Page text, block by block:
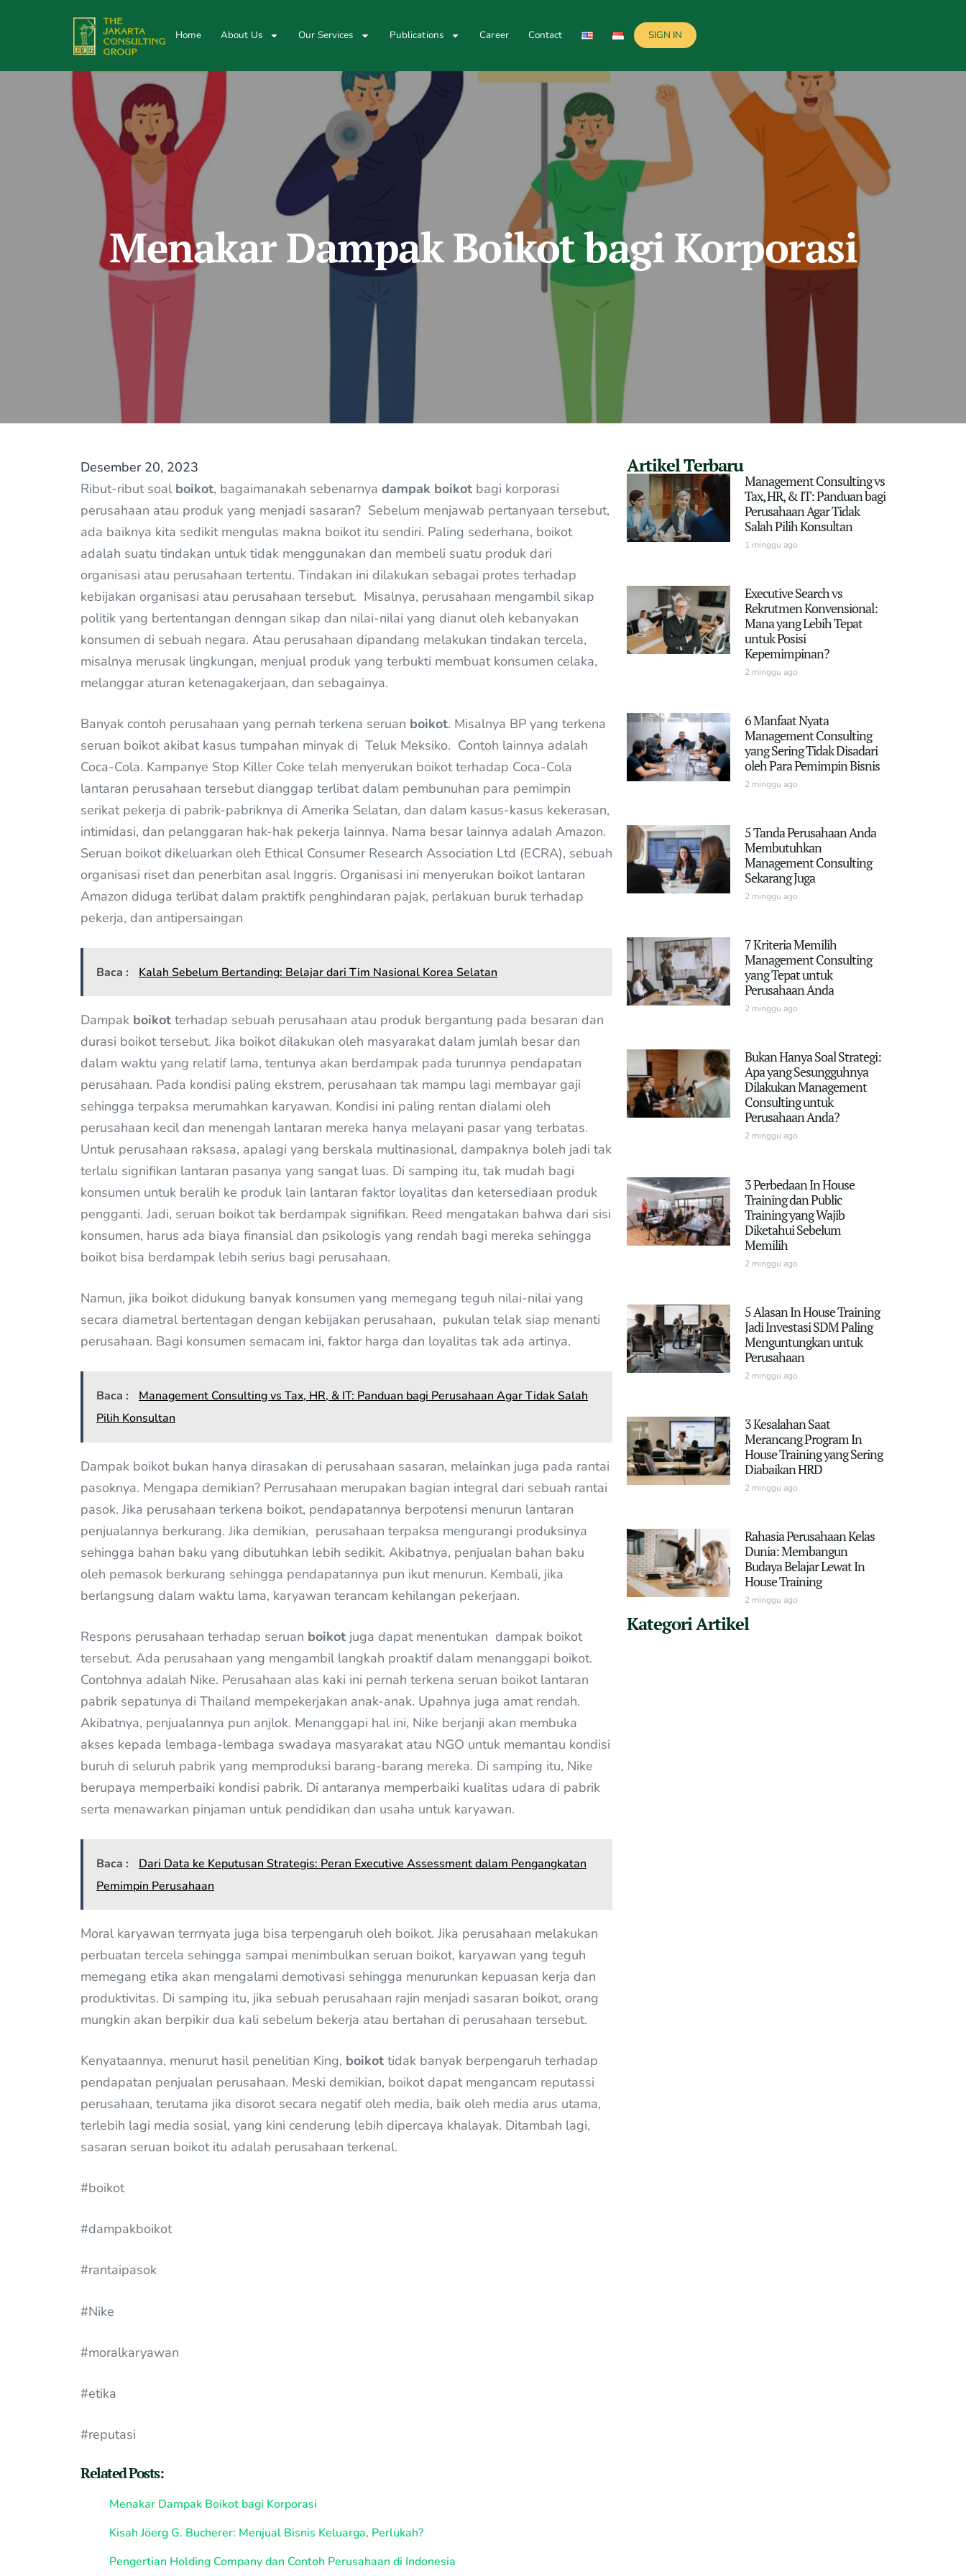
Home About Us Our Services Publications Career Contact SIGN IN
Menakar Dampak Boikot bagi Korporasi
Desember 20, 2023
Ribut-ribut soal boikot, bagaimanakah sebenarnya dampak boikot bagi korporasi
perusahaan atau produk yang menjadi sasaran? Sebelum menjawab pertanyaan tersebut,
ada baiknya kita sedikit mengulas makna boikot itu sendiri. Paling sederhana, boikot
adalah suatu tindakan untuk tidak menggunakan dan membeli suatu produk dari
organisasi atau perusahaan tertentu. Tindakan ini dilakukan sebagai protes terhadap
kebijakan organisasi atau perusahaan tersebut. Misalnya, perusahaan mengambil sikap
politik yang bertentangan denngan sikap dan nilai-nilai yang dianut oleh kebanyakan
konsumen di sebuah negara. Atau perusahaan dipandang melakukan tindakan tercela,
misalnya merusak lingkungan, menjual produk yang terbukti membuat konsumen celaka,
melanggar aturan ketenagakerjaan, dan sebagainya.
Banyak contoh perusahaan yang pernah terkena seruan boikot. Misalnya BP yang terkena
seruan boikot akibat kasus tumpahan minyak di Teluk Meksiko. Contoh lainnya adalah
Coca-Cola. Kampanye Stop Killer Coke telah menyerukan boikot terhadap Coca-Cola
lantaran perusahaan tersebut dianggap terlibat dalam pembunuhan para pemimpin
serikat pekerja di pabrik-pabriknya di Amerika Selatan, dan dalam kasus-kasus kekerasan,
intimidasi, dan pelanggaran hak-hak pekerja lainnya. Nama besar lainnya adalah Amazon.
Seruan boikot dikeluarkan oleh Ethical Consumer Research Association Ltd (ECRA), sebuah
organisasi riset dan penerbitan asal Inggris. Organisasi ini menyerukan boikot lantaran
Amazon diduga terlibat dalam praktifk penghindaran pajak, perlakuan buruk terhadap
pekerja, dan antipersaingan
Baca : Kalah Sebelum Bertanding: Belajar dari Tim Nasional Korea Selatan
Dampak boikot terhadap sebuah perusahaan atau produk bergantung pada besaran dan
durasi boikot tersebut. Jika boikot dilakukan oleh masyarakat dalam jumlah besar dan
dalam waktu yang relatif lama, tentunya akan berdampak pada turunnya pendapatan
perusahaan. Pada kondisi paling ekstrem, perusahaan tak mampu lagi membayar gaji
sehingga terpaksa merumahkan karyawan. Kondisi ini paling rentan dialami oleh
perusahaan kecil dan menengah lantaran mereka hanya melayani pasar yang terbatas.
Untuk perusahaan raksasa, apalagi yang berskala multinasional, dampaknya boleh jadi tak
terlalu signifikan lantaran pasanya yang sangat luas. Di samping itu, tak mudah bagi
konsumen untuk beralih ke produk lain lantaran faktor loyalitas dan ketersediaan produk
pengganti. Jadi, seruan boikot tak berdampak signifikan. Reed mengatakan bahwa dari sisi
konsumen, harus ada biaya finansial dan psikologis yang rendah bagi mereka sehingga
boikot bisa berdampak lebih serius bagi perusahaan.
Namun, jika boikot didukung banyak konsumen yang memegang teguh nilai-nilai yang
secara diametral bertentagan dengan kebijakan perusahaan, pukulan telak siap menanti
perusahaan. Bagi konsumen semacam ini, faktor harga dan loyalitas tak ada artinya.
Baca :
Management Consulting vs Tax, HR, & IT: Panduan bagi Perusahaan Agar Tidak Salah
Pilih Konsultan
Dampak boikot bukan hanya dirasakan di perusahaan sasaran, melainkan juga pada rantai
pasoknya. Mengapa demikian? Perrusahaan merupakan bagian integral dari sebuah rantai
pasok. Jika perusahaan terkena boikot, pendapatannya berpotensi menurun lantaran
penjualannya berkurang. Jika demikian, perusahaan terpaksa mengurangi produksinya
sehingga bahan baku yang dibutuhkan lebih sedikit. Akibatnya, penjualan bahan baku
oleh pemasok berkurang sehingga pendapatannya pun ikut menurun. Kembali, jika
berlangsung dalam waktu lama, karyawan terancam kehilangan pekerjaan.
Respons perusahaan terhadap seruan boikot juga dapat menentukan dampak boikot
tersebut. Ada perusahaan yang mengambil langkah proaktif dalam menanggapi boikot.
Contohnya adalah Nike. Perusahaan alas kaki ini pernah terkena seruan boikot lantaran
pabrik sepatunya di Thailand mempekerjakan anak-anak. Upahnya juga amat rendah.
Akibatnya, penjualannya pun anjlok. Menanggapi hal ini, Nike berjanji akan membuka
akses kepada lembaga-lembaga swadaya masyarakat atau NGO untuk memantau kondisi
buruh di seluruh pabrik yang memproduksi barang-barang mereka. Di samping itu, Nike
berupaya memperbaiki kondisi pabrik. Di antaranya memperbaiki kualitas udara di pabrik
serta menawarkan pinjaman untuk pendidikan dan usaha untuk karyawan.
Baca :
Dari Data ke Keputusan Strategis: Peran Executive Assessment dalam Pengangkatan
Pemimpin Perusahaan
Moral karyawan terrnyata juga bisa terpengaruh oleh boikot. Jika perusahaan melakukan
perbuatan tercela sehingga sampai menimbulkan seruan boikot, karyawan yang teguh
memegang etika akan mengalami demotivasi sehingga menurunkan kepuasan kerja dan
produktivitas. Di samping itu, jika sebuah perusahaan rajin menjadi sasaran boikot, orang
mungkin akan berpikir dua kali sebelum bekerja atau bertahan di perusahaan tersebut.
Kenyataannya, menurut hasil penelitian King, boikot tidak banyak berpengaruh terhadap
pendapatan penjualan perusahaan. Meski demikian, boikot dapat mengancam reputassi
perusahaan, terutama jika disorot secara negatif oleh media, baik oleh media arus utama,
terlebih lagi media sosial, yang kini cenderung lebih dipercaya khalayak. Ditambah lagi,
sasaran seruan boikot itu adalah perusahaan terkenal.
#boikot
#dampakboikot
#rantaipasok
#Nike
#moralkaryawan
#etika
#reputasi
Related Posts:
Menakar Dampak Boikot bagi Korporasi
Kisah Jöerg G. Bucherer: Menjual Bisnis Keluarga, Perlukah?
Pengertian Holding Company dan Contoh Perusahaan di Indonesia
Artikel Terbaru
Management Consulting vs
Tax, HR, & IT: Panduan bagi
Perusahaan Agar Tidak
Salah Pilih Konsultan
1 minggu ago
Executive Search vs
Rekrutmen Konvensional:
Mana yang Lebih Tepat
untuk Posisi
Kepemimpinan?
2 minggu ago
6 Manfaat Nyata
Management Consulting
yang Sering Tidak Disadari
oleh Para Pemimpin Bisnis
2 minggu ago
5 Tanda Perusahaan Anda
Membutuhkan
Management Consulting
Sekarang Juga
2 minggu ago
7 Kriteria Memilih
Management Consulting
yang Tepat untuk
Perusahaan Anda
2 minggu ago
Bukan Hanya Soal Strategi:
Apa yang Sesungguhnya
Dilakukan Management
Consulting untuk
Perusahaan Anda?
2 minggu ago
3 Perbedaan In House
Training dan Public
Training yang Wajib
Diketahui Sebelum
Memilih
2 minggu ago
5 Alasan In House Training
Jadi Investasi SDM Paling
Menguntungkan untuk
Perusahaan
2 minggu ago
3 Kesalahan Saat
Merancang Program In
House Training yang Sering
Diabaikan HRD
2 minggu ago
Rahasia Perusahaan Kelas
Dunia: Membangun
Budaya Belajar Lewat In
House Training
2 minggu ago
Kategori Artikel